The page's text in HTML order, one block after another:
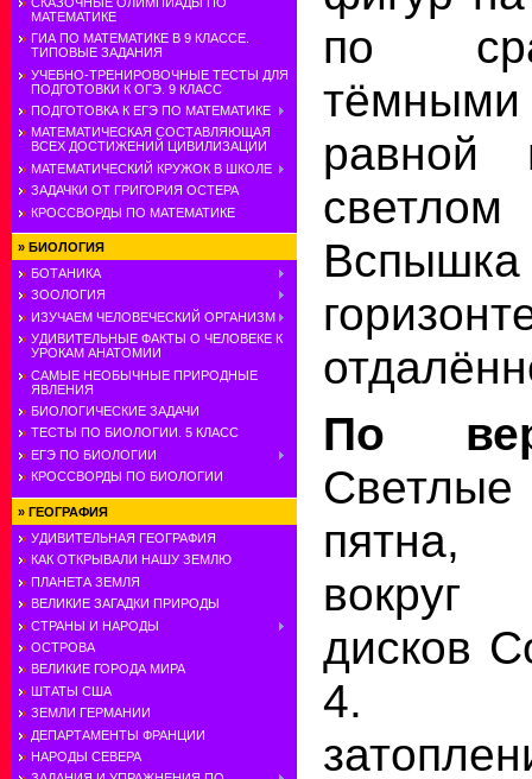
МАТЕМАТИКЕ
ГИА ПО МАТЕМАТИКЕ В 9 КЛАССЕ.
ТИПОВЫЕ ЗАДАНИЯ
УЧЕБНО-ТРЕНИРОВОЧНЫЕ ТЕСТЫ ДЛЯ
ПОДГОТОВКИ К ОГЭ. 9 КЛАСС
ПОДГОТОВКА К ЕГЭ ПО МАТЕМАТИКЕ
МАТЕМАТИЧЕСКАЯ СОСТАВЛЯЮЩАЯ
ВСЕХ ДОСТИЖЕНИЙ ЦИВИЛИЗАЦИИ
МАТЕМАТИЧЕСКИЙ КРУЖОК В ШКОЛЕ
ЗАДАЧКИ ОТ ГРИГОРИЯ ОСТЕРА
КРОССВОРДЫ ПО МАТЕМАТИКЕ
» БИОЛОГИЯ
БОТАНИКА
ЗООЛОГИЯ
ИЗУЧАЕМ ЧЕЛОВЕЧЕСКИЙ ОРГАНИЗМ
УДИВИТЕЛЬНЫЕ ФАКТЫ О ЧЕЛОВЕКЕ К
УРОКАМ АНАТОМИИ
САМЫЕ НЕОБЫЧНЫЕ ПРИРОДНЫЕ
ЯВЛЕНИЯ
БИОЛОГИЧЕСКИЕ ЗАДАЧИ
ТЕСТЫ ПО БИОЛОГИИ. 5 КЛАСС
ЕГЭ ПО БИОЛОГИИ
КРОССВОРДЫ ПО БИОЛОГИИ
» ГЕОГРАФИЯ
УДИВИТЕЛЬНАЯ ГЕОГРАФИЯ
КАК ОТКРЫВАЛИ НАШУ ЗЕМЛЮ
ПЛАНЕТА ЗЕМЛЯ
ВЕЛИКИЕ ЗАГАДКИ ПРИРОДЫ
СТРАНЫ И НАРОДЫ
ОСТРОВА
ВЕЛИКИЕ ГОРОДА МИРА
ШТАТЫ США
ЗЕМЛИ ГЕРМАНИИ
ДЕПАРТАМЕНТЫ ФРАНЦИИ
НАРОДЫ СЕВЕРА
по
равной
По
Светлые
пятна,
дисков
4.